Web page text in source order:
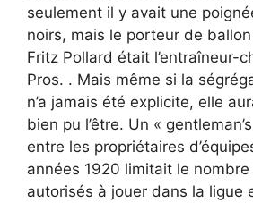
seulement il y avait une
noirs, mais le porteur de
Fritz Pollard était l’entraîneur-
Pros. . Mais même si la
n’a jamais été explicite, elle
bien pu l’être. Un «
entre les propriétaires
années 1920 limitait le
autorisés à jouer dans la ligue